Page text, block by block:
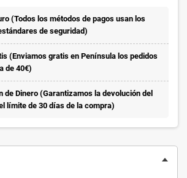
(Todos los métodos de pagos usan los
de seguridad)
(Enviamos gratis en Península los pedidos
de 40€)
de Dinero (Garantizamos la devolución del
límite de 30 días de la compra)